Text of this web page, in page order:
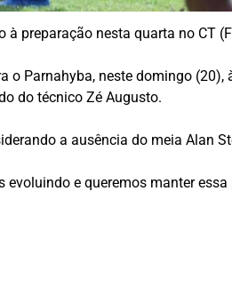
à preparação nesta quarta no CT
Parnahyba, neste domingo
do técnico Zé Augusto.
a ausência do meia Alan
e queremos manter